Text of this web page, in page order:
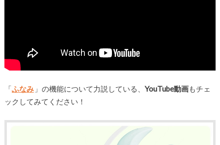
「ふなみ 」の機能について力説している、YouTube動画もチェ
ックしてみてください！